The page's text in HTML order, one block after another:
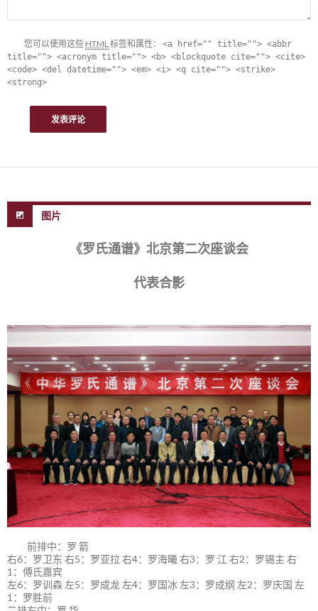
您可以使用这些 HTML标签和属性： <a href="" title=""> <abbr
title=""> <acronym title=""> <b> <blockquote cite=""> <cite>
<code> <del datetime=""> <em> <i> <q cite=""> <strike>
<strong>
图片
《罗氏通谱》北京第二次座谈会
代表合影
前排中：罗 箭
右6：罗卫东 右5：罗亚拉 右4：罗海曦 右3：罗 江 右2：罗锡主 右
1：傅氏嘉宾
左6：罗训森 左5：罗成龙 左4：罗国冰 左3：罗成纲 左2：罗庆国 左
1：罗胜前